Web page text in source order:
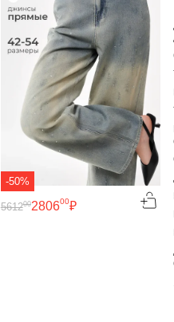
-50%
280600₽
561200